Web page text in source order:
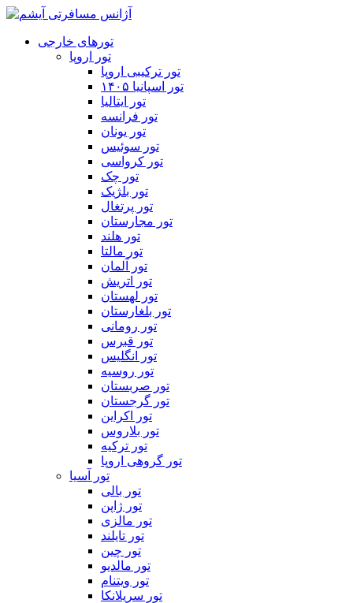
تورهای خارجی
تور اروپا
تور ترکیبی اروپا
تور اسپانیا ۱۴۰۵
تور ایتالیا
تور فرانسه
تور یونان
تور سوئیس
تور کرواسی
تور چک
تور بلژیک
تور پرتغال
تور مجارستان
تور هلند
تور مالتا
تور آلمان
تور اتریش
تور لهستان
تور بلغارستان
تور رومانی
تور قبرس
تور انگلیس
تور روسیه
تور صربستان
تور گرجستان
تور اکراین
تور بلاروس
تور ترکیه
تور گروهی اروپا
تور آسیا
تور بالی
تور ژاپن
تور مالزی
تور تایلند
تور چین
تور مالدیو
تور ویتنام
تور سریلانکا